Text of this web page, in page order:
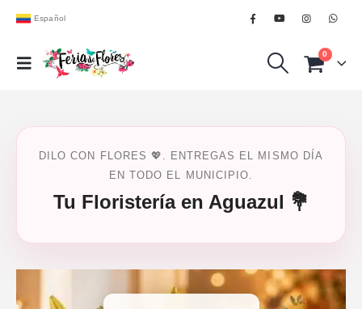
Español
0
DILO CON FLORES 💖. ENTREGAS EL MISMO DÍA
EN TODO EL MUNICIPIO.
Tu Floristería en Aguazul 💐